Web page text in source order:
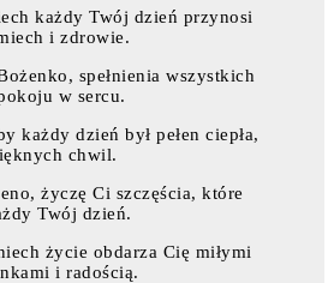
każdy Twój dzień przynosi
i zdrowie.
spełnienia wszystkich
w sercu.
każdy dzień był pełen ciepła,
chwil.
życzę Ci szczęścia, które
Twój dzień.
życie obdarza Cię miłymi
i radością.